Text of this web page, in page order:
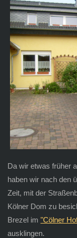
Da wir etwas früher
haben wir nach den
Zeit, mit der
Kölner Dom zu
Brezel im "Cölner
ausklingen.